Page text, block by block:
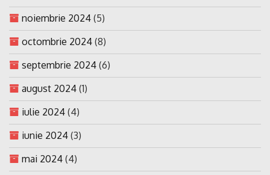
noiembrie 2024 (5)
octombrie 2024 (8)
septembrie 2024 (6)
august 2024 (1)
iulie 2024 (4)
iunie 2024 (3)
mai 2024 (4)